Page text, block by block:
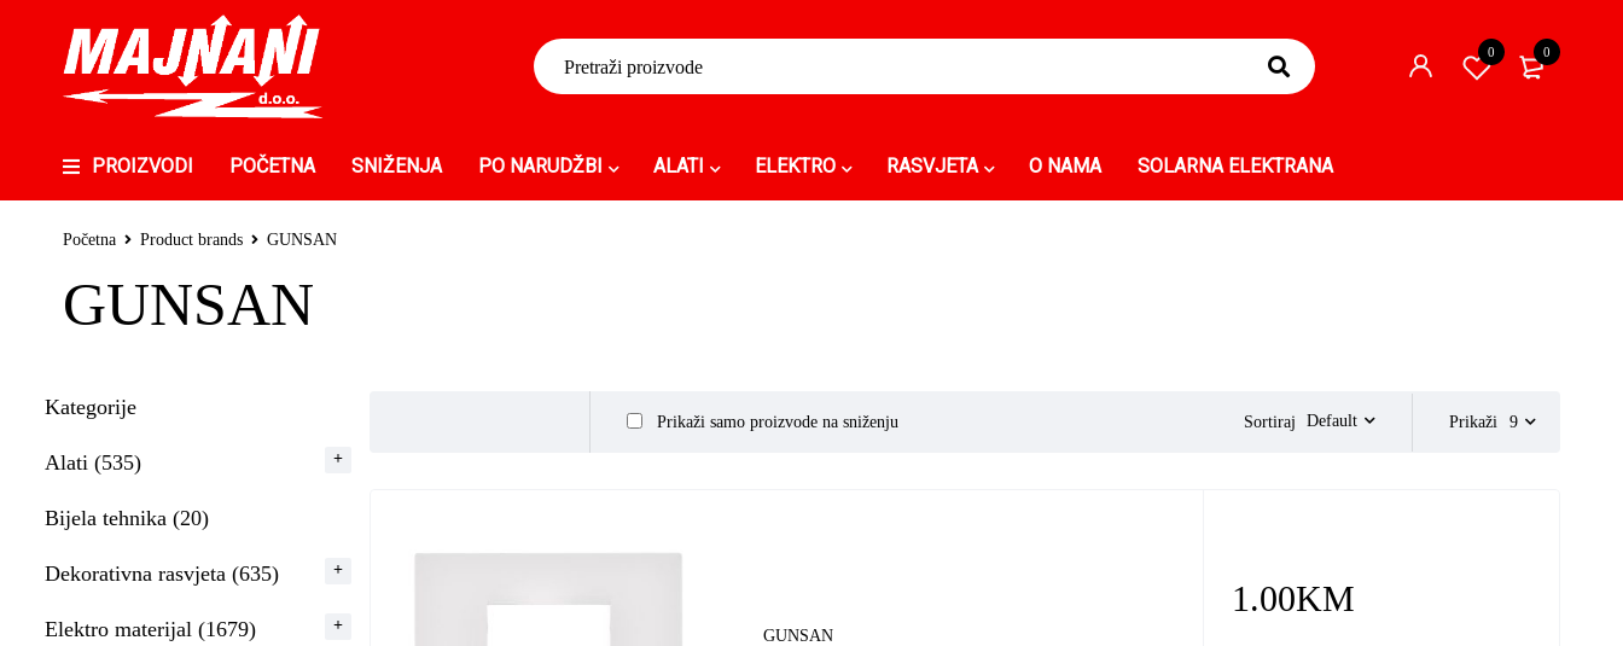
0
0
PROIZVODI POČETNA SNIŽENJA PO NARUDŽBI ALATI ELEKTRO RASVJETA O NAMA SOLARNA ELEKTRANA
Početna Product brands GUNSAN
GUNSAN
Kategorije
Alati (535)
Bijela tehnika (20)
Dekorativna rasvjeta (635)
Elektro materijal (1679)
Sortiraj Default
Prikaži samo proizvode na sniženju Prikaži 9
GUNSAN
1.00KM